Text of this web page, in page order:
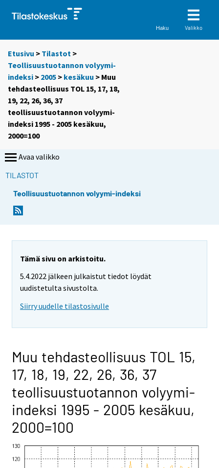
Haku Valikko
Etusivu > Tilastot >
Teollisuustuotannon volyymi-
indeksi > 2005 > kesäkuu > Muu
tehdasteollisuus TOL 15, 17, 18,
19, 22, 26, 36, 37
teollisuustuotannon volyymi-
indeksi 1995 - 2005 kesäkuu,
2000=100
Avaa valikko
TILASTOT
Teollisuustuotannon volyymi-indeksi
Tämä sivu on arkistoitu.
5.4.2022 jälkeen julkaistut tiedot löydät
uudistetulta sivustolta.
Siirry uudelle tilastosivulle
Muu tehdasteollisuus TOL 15,
17, 18, 19, 22, 26, 36, 37
teollisuustuotannon volyymi-
indeksi 1995 - 2005 kesäkuu,
2000=100